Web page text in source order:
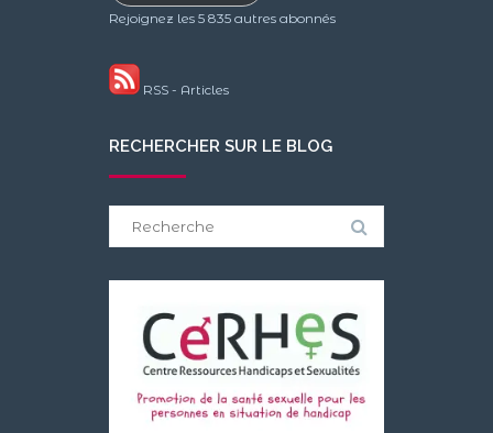
Rejoignez les 5 835 autres abonnés
RSS - Articles
RECHERCHER SUR LE BLOG